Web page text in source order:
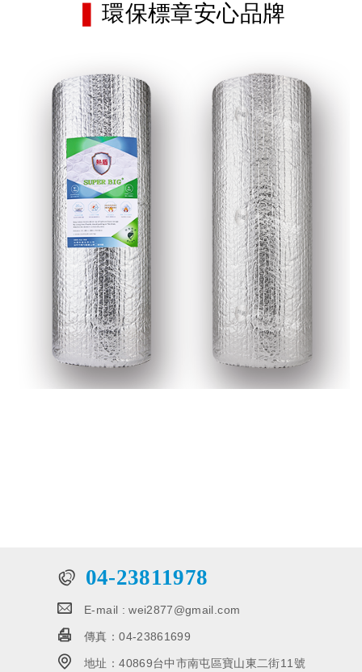
環保標章安心品牌
04-23811978
E-mail :wei2877@gmail.com
傳真：04-23861699
地址：40869台中市南屯區寶山東二街11號